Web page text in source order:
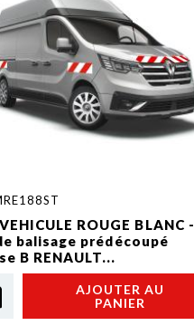
ROUGE BLANC -
balisage prédécoupé
B RENAULT...
AJOUTER AU
PANIER